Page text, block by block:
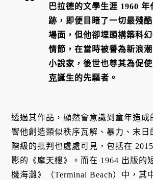
巴拉德的文學生涯 1960 年
跡，即便目睹了一切最殘
場面，但他卻埋頭構築科
情節，在當時被譽為新浪
小說家，後世也尊其為促使
克誕生的先驅者。
透過其作品，顯然會意識到童年造成
響他創造類似秩序瓦解、暴力、末日
階級的批判也處處可見，包括在
影的《摩天樓》。而在 1964 出版的
機海灘》（Terminal Beach）中，其